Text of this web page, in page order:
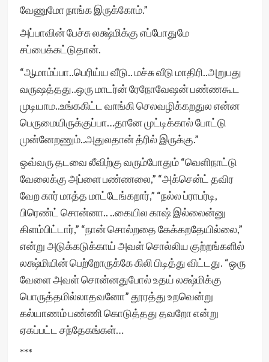
வேணுமோ நாங்க இருக்கோம்.”
அப்பாவின் பேச்சு லக்ஷ்மிக்கு எப்போதுமே
சப்பைக்கட்டுதான்.
“ஆமாம்ப்பா..பெரிய்ய வீடு.. மச்சு வீடு மாதிரி..அறுபது
வருஷத்தது..ஒரு மாடர்ன் ரேநோவேஷன் பண்ணகூட
முடியாம..உங்ககிட்ட வாங்கி செலவழிக்கறதுல என்ன
பெருமையிருக்குப்பா…தானே முட்டிக்கால் போட்டு
முன்னேறணும்..அதுலதான் த்ரில் இருக்கு.”
ஒவ்வரு தடவை லீவிற்கு வரும்போதும் “வெளிநாட்டு
வேலைக்கு அப்ளை பண்ணலை,” “அக்சென்ட் தவிர
வேற கார் மாத்த மாட்டேங்கறார்,” “நல்ல ப்ராபர்டி,
பிரெண்ட் சொன்னா.. ..கையில காஷ் இல்லைன்னு
கிளம்பிட்டார்,” “நான் சொல்றதை கேக்கறதேயில்லை,”
என்று அடுக்கடுக்காய் அவள் சொல்லிய குற்றங்களில்
லக்ஷ்மியின் பெற்றோருக்கே கிலி பிடித்து விட்டது. “ஒரு
வேளை அவள் சொன்னதுபோல் உதய் லக்ஷ்மிக்கு
பொருத்தமில்லாதவனோ” தூரத்து உறவென்று
கல்யாணம் பண்ணி கொடுத்தது தவறோ என்று
ஏகப்பட்ட சந்தேகங்கள்…
***